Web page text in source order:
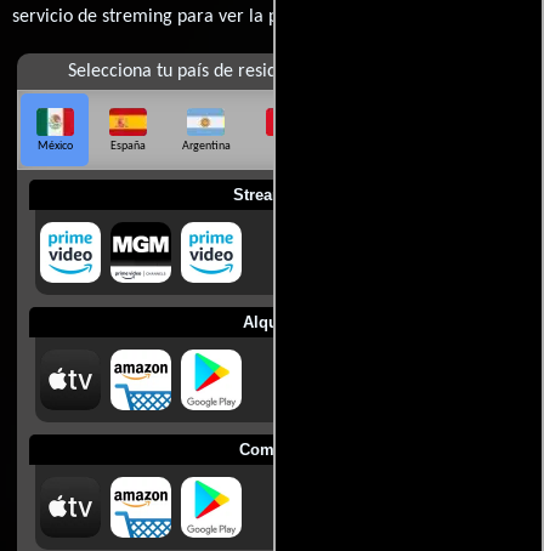
servicio de streming para ver la películas.
Selecciona tu país de residencia
México España Argentina
Streaming
Alquilar
Comprar